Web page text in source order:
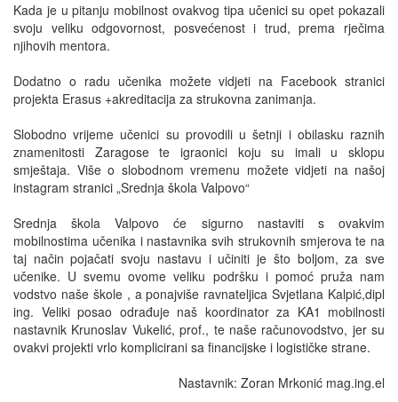
Kada je u pitanju mobilnost ovakvog tipa učenici su opet pokazali
svoju veliku odgovornost, posvećenost i trud, prema rječima
njihovih mentora.
Dodatno o radu učenika možete vidjeti na Facebook stranici
projekta Erasus +akreditacija za strukovna zanimanja.
Slobodno vrijeme učenici su provodili u šetnji i obilasku raznih
znamenitosti Zaragose te igraonici koju su imali u sklopu
smještaja. Više o slobodnom vremenu možete vidjeti na našoj
instagram stranici „Srednja škola Valpovo“
Srednja škola Valpovo će sigurno nastaviti s ovakvim
mobilnostima učenika i nastavnika svih strukovnih smjerova te na
taj način pojačati svoju nastavu i učiniti je što boljom, za sve
učenike. U svemu ovome veliku podršku i pomoć pruža nam
vodstvo naše škole , a ponajviše ravnateljica Svjetlana Kalpić,dipl
ing. Veliki posao odrađuje naš koordinator za KA1 mobilnosti
nastavnik Krunoslav Vukelić, prof., te naše računovodstvo, jer su
ovakvi projekti vrlo komplicirani sa financijske i logističke strane.
Nastavnik: Zoran Mrkonić mag.ing.el